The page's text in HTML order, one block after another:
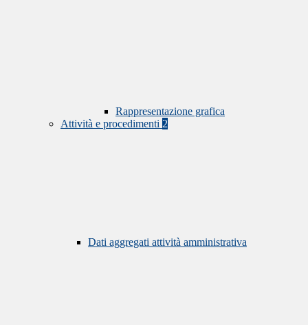
Rappresentazione grafica
Attività e procedimenti 2
Dati aggregati attività amministrativa